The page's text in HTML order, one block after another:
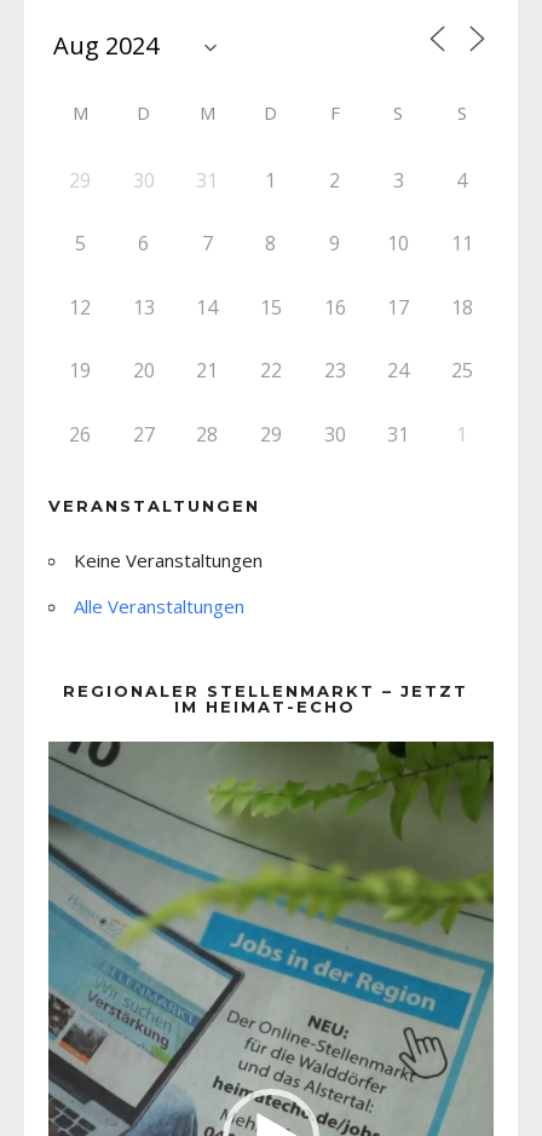
M D M D F S S
29 30 31 1 2 3 4
5 6 7 8 9 10 11
12 13 14 15 16 17 18
19 20 21 22 23 24 25
26 27 28 29 30 31 1
VERANSTALTUNGEN
Keine Veranstaltungen
Alle Veranstaltungen
REGIONALER STELLENMARKT – JETZT
IM HEIMAT-ECHO
Player